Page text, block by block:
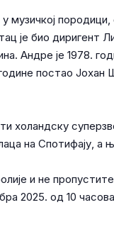
породици,
је био диригент
Андре је 1978.
постао
холандску
на Спотифају, а
и не
2025. од 10